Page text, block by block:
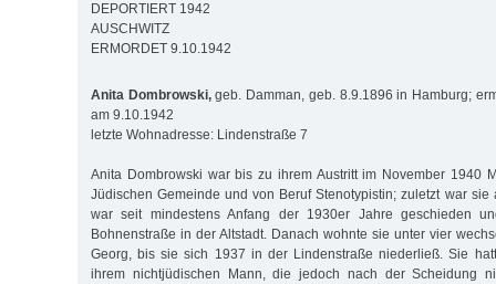
DEPORTIERT 1942
AUSCHWITZ
ERMORDET 9.10.1942
Anita Dombrowski,geb. Damman, geb. 8.9.1896 in Hamburg;
am 9.10.1942
letzte Wohnadresse: Lindenstraße 7
Anita Dombrowski war bis zu ihrem Austritt im November 1940
Jüdischen Gemeinde und von Beruf Stenotypistin; zuletzt war
war seit mindestens Anfang der 1930er Jahre geschieden
Bohnenstraße in der Altstadt. Danach wohnte sie unter vier
Georg, bis sie sich 1937 in der Lindenstraße niederließ. Sie
ihrem nichtjüdischen Mann, die jedoch nach der Scheidung